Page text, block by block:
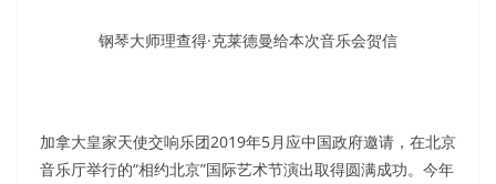
钢琴大师理查得·克莱德曼给本次音乐会贺信
加拿大皇家天使交响乐团2019年5月应中国政府邀请，在北京
音乐厅举行的“相约北京”国际艺术节演出取得圆满成功。今年